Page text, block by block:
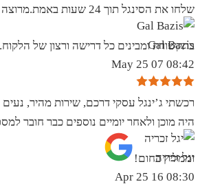
שלחו את הסינגל תוך 24
בתקשורת ומבינים כל דרישה ורצון של הלקוח.
Gal Bazis
08:42 07 May 25
רכשתי ג’ינגל עסקי דרכם, שירות מהיר, נעים
היה מוכן ולאחר יומיים נוספים כבר חובר
וממליץ בחום!
יגל זכריה
08:30 16 Apr 25